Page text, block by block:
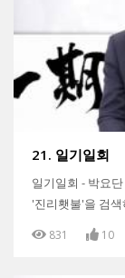
21. 일기일회
일기일회 - 박요
'진리횃불'을 검색
831 10